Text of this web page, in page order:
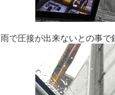
雨で圧接が出来ないとの事